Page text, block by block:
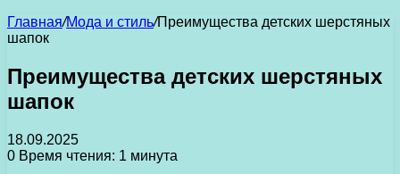
Главная/Мода и стиль/Преимущества детских шерстяных
шапок
Преимущества детских шерстяных
шапок
18.09.2025
0 Время чтения: 1 минута